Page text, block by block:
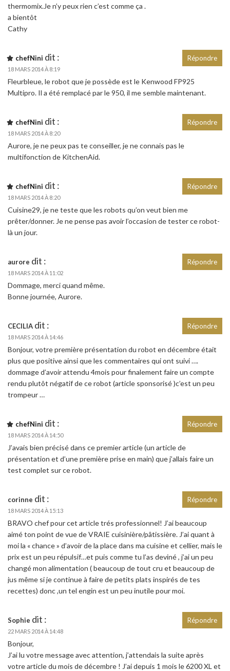
thermomix.Je n’y peux rien c’est comme ça .
a bientôt
Cathy
chefNini dit :
18 MARS 2014 À 8:19
Fleurbleue, le robot que je possède est le Kenwood FP925
Multipro. Il a été remplacé par le 950, il me semble maintenant.
Répondre
chefNini dit :
18 MARS 2014 À 8:20
Aurore, je ne peux pas te conseiller, je ne connais pas le
multifonction de KitchenAid.
Répondre
chefNini dit :
18 MARS 2014 À 8:20
Cuisine29, je ne teste que les robots qu’on veut bien me
prêter/donner. Je ne pense pas avoir l’occasion de tester ce robot-
là un jour.
Répondre
aurore dit :
18 MARS 2014 À 11:02
Dommage, merci quand même.
Bonne journée, Aurore.
Répondre
CECILIA dit :
18 MARS 2014 À 14:46
Bonjour, votre première présentation du robot en décembre était
plus que positive ainsi que les commentaires qui ont suivi ….
dommage d’avoir attendu 4mois pour finalement faire un compte
rendu plutôt négatif de ce robot (article sponsorisé )c’est un peu
trompeur …
Répondre
chefNini dit :
18 MARS 2014 À 14:50
J’avais bien précisé dans ce premier article (un article de
présentation et d’une première prise en main) que j’allais faire un
test complet sur ce robot.
Répondre
corinne dit :
18 MARS 2014 À 15:13
BRAVO chef pour cet article trés professionnel! J’ai beaucoup
aimé ton point de vue de VRAIE cuisinière/pâtissière. J’ai quant à
moi la « chance » d’avoir de la place dans ma cuisine et cellier, mais le
prix est un peu répulsif…et puis comme tu l’as deviné , j’ai un peu
changé mon alimentation ( beaucoup de tout cru et beaucoup de
jus même si je continue à faire de petits plats inspirés de tes
recettes) donc ,un tel engin est un peu inutile pour moi.
Répondre
Sophie dit :
22 MARS 2014 À 14:48
Bonjour,
J’ai lu votre message avec attention, j’attendais la suite après
votre article du mois de décembre ! J’ai depuis 1 mois le 6200 XL et
Répondre